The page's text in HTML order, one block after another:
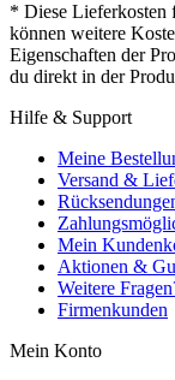
* Diese Lieferkosten
können weitere
Eigenschaften der
du direkt in der
Hilfe & Support
Meine
Versand &
Mein
Aktionen &
Weitere
Firmenkunden
Mein Konto